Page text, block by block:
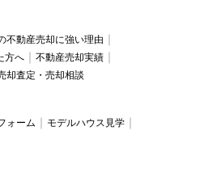
不動産売却に強い理由
方へ
不動産売却実績
却査定・売却相談
ォーム
モデルハウス見学